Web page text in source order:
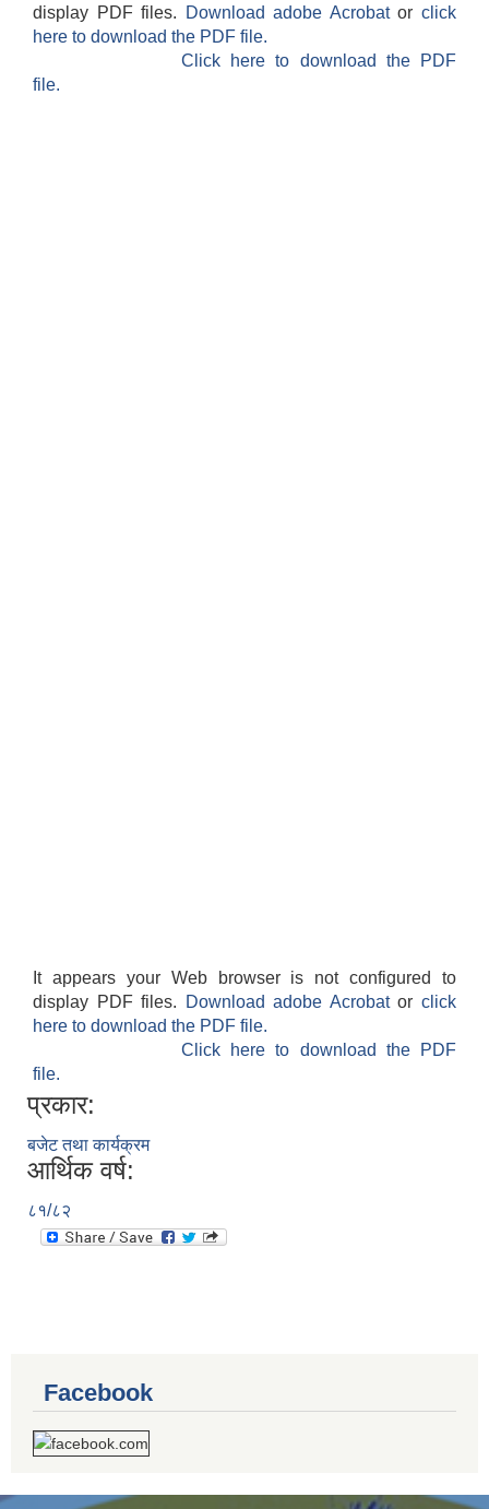
display PDF files.
Download adobe Acrobatorclick
here to download the PDF file.
Click here to download the PDF
file.
It appears your Web browser is not configured to
display PDF files.
Download adobe Acrobatorclick
here to download the PDF file.
Click here to download the PDF
file.
प्रकार:
बजेट तथा कार्यक्रम
आर्थिक वर्ष:
८१/८२
Facebook